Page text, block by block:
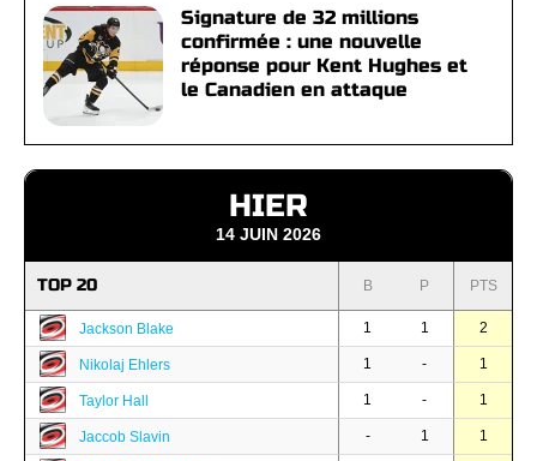
Signature de 32 millions
confirmée : une nouvelle
réponse pour Kent Hughes et
le Canadien en attaque
HIER
14 JUIN 2026
TOP 20 B P PTS
Jackson Blake 1 1 2
Nikolaj Ehlers 1 - 1
Taylor Hall 1 - 1
Jaccob Slavin - 1 1